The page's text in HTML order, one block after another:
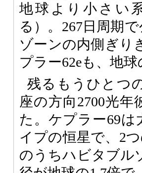
地球より小さい
る）。267日周期
ゾーンの内側ぎり
プラー62eも、地
残るもうひとつ
座の方向2700光
た。ケプラー69
イプの恒星で、2
のうちハビタブル